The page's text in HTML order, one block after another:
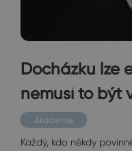
Docházku lze
nemusí to být
Akademie
Každý, kdo někdy